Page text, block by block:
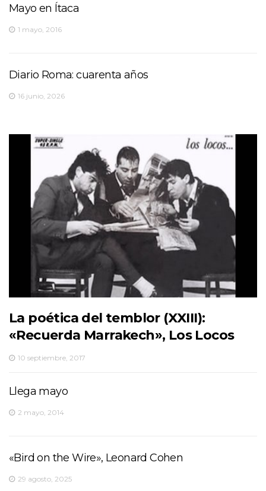
Mayo en Ítaca
1 mayo, 2016
Diario Roma: cuarenta años
16 junio, 2026
La poética del temblor (XXIII):
«Recuerda Marrakech», Los Locos
10 septiembre, 2017
Llega mayo
2 mayo, 2014
«Bird on the Wire», Leonard Cohen
29 agosto, 2025